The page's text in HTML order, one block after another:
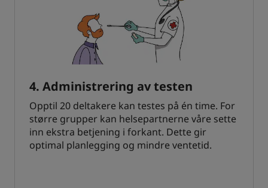
4. Administrering av testen
Opptil 20 deltakere kan testes på én time. For
større grupper kan helsepartnerne våre sette
inn ekstra betjening i forkant. Dette gir
optimal planlegging og mindre ventetid.